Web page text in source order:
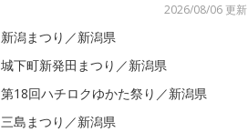
2026/08/06 更新
新潟まつり／新潟県
城下町新発田まつり／新潟県
第18回ハチロクゆかた祭り／新潟県
三島まつり／新潟県